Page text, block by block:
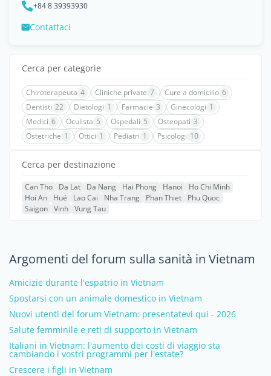
+84 8 39393930
Contattaci
Cerca per categorie
Chiroterapeuta 4 Cliniche private 7 Cure a domicilio 6
Dentisti 22 Dietologi 1 Farmacie 3 Ginecologi 1
Medici 6 Oculista 5 Ospedali 5 Osteopati 3
Ostetriche 1 Ottici 1 Pediatri 1 Psicologi 10
Cerca per destinazione
Can Tho Da Lat Da Nang Hai Phong Hanoi
Ho Chi Minh
Hoi An
Hué Lao Cai Nha Trang Phan Thiet
Phu Quoc
Saigon Vinh Vung Tau
Argomenti del forum sulla sanità in Vietnam
Amicizie durante l'espatrio in Vietnam
Spostarsi con un animale domestico in Vietnam
Nuovi utenti del forum Vietnam: presentatevi qui - 2026
Salute femminile e reti di supporto in Vietnam
Italiani in Vietnam: l'aumento dei costi di viaggio sta
cambiando i vostri programmi per l'estate?
Crescere i figli in Vietnam